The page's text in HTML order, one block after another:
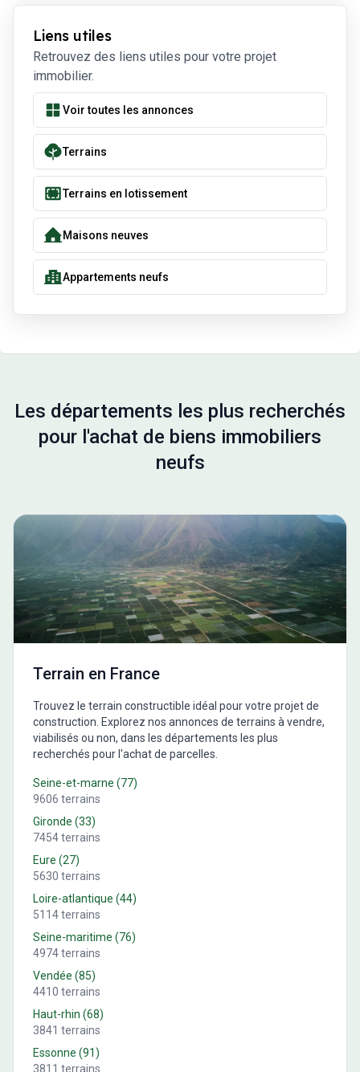
Liens utiles
Retrouvez des liens utiles pour votre projet
immobilier.
Voir toutes les annonces
Terrains
Terrains en lotissement
Maisons neuves
Appartements neufs
Les départements les plus recherchés
pour l'achat de biens immobiliers
neufs
Terrain en France
Trouvez le terrain constructible idéal pour votre projet de
construction. Explorez nos annonces de terrains à vendre,
viabilisés ou non, dans les départements les plus
recherchés pour l'achat de parcelles.
Seine-et-marne (77)
9606 terrains
Gironde (33)
7454terrains
Eure (27)
5630 terrains
Loire-atlantique (44)
5114terrains
Seine-maritime (76)
4974terrains
Vendée (85)
4410 terrains
Haut-rhin (68)
3841 terrains
Essonne (91)
3811 terrains